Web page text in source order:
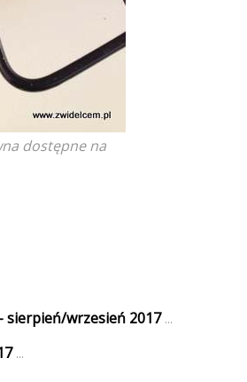
dostępne na
sierpień/wrzesień 2017 ...
...